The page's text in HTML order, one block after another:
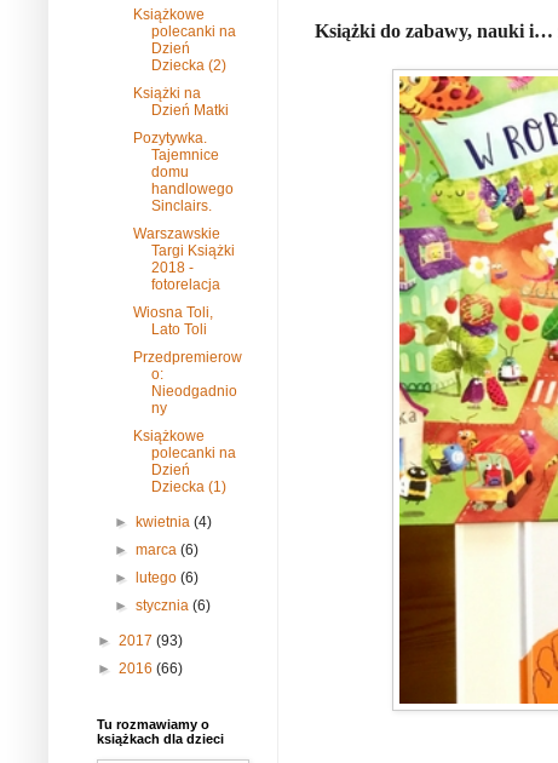
Książki do zabawy, nauki i…
Książkowe
polecanki na
Dzień
Dziecka (2)
Książki na
Dzień Matki
Pozytywka.
Tajemnice
domu
handlowego
Sinclairs.
Warszawskie
Targi Książki
2018 -
fotorelacja
Wiosna Toli,
Lato Toli
Przedpremierow
o:
Nieodgadnio
ny
Książkowe
polecanki na
Dzień
Dziecka (1)
► kwietnia(4)
►marca(6)
►
lutego(6)
►stycznia(6)
► 2017 (93)
► 2016 (66)
Tu rozmawiamy o
książkach dla dzieci